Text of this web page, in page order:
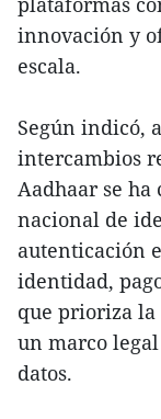
innovación y
escala.
Según indicó,
intercambios
Aadhaar se
nacional de
autenticación
identidad,
que prioriza la
un marco
datos.